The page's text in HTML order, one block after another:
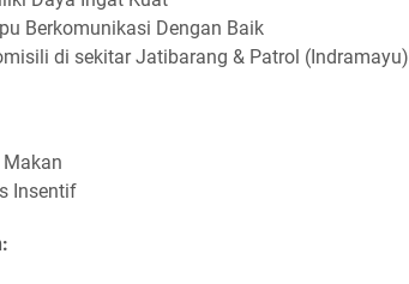
Berkomunikasi Dengan Baik
di sekitar Jatibarang & Patrol (Indramayu)
Makan
Insentif